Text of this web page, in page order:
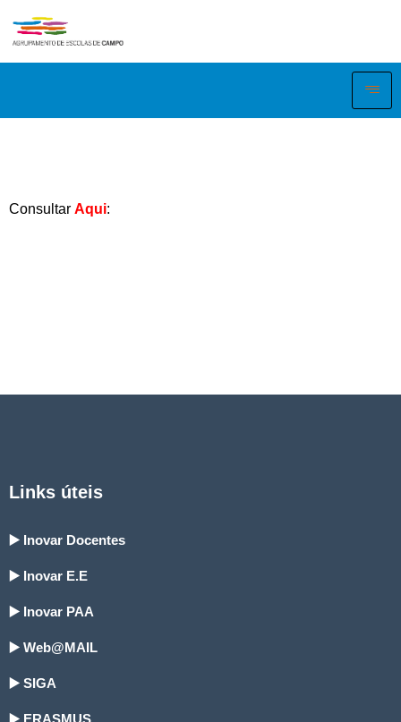
Consultar Aqui:
Links úteis
▶️ Inovar Docentes
▶️ Inovar E.E
▶️ Inovar PAA
▶️ Web@MAIL
▶️ SIGA
▶️ ERASMUS